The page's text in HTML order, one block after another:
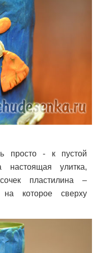
просто - к пустой
настоящая улитка,
пластилина –
на которое сверху